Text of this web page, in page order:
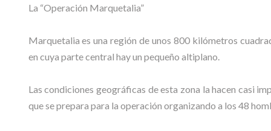
La “Operación Marquetalia”
Marquetalia es una región de unos 800 kilómetros
en cuya parte central hay un pequeño altiplano.
Las condiciones geográficas de esta zona la hacen casi
que se prepara para la operación organizando a los 48